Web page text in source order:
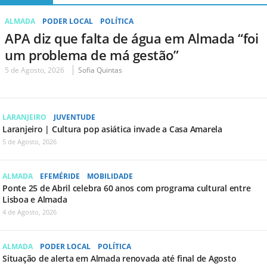
ALMADA PODER LOCAL POLÍTICA
APA diz que falta de água em Almada “foi
um problema de má gestão”
5 de Agosto, 2026 Sofia Quintas
LARANJEIRO JUVENTUDE
Laranjeiro | Cultura pop asiática invade a Casa Amarela
5 de Agosto, 2026
ALMADA EFEMÉRIDE MOBILIDADE
Ponte 25 de Abril celebra 60 anos com programa cultural entre
Lisboa e Almada
4 de Agosto, 2026
ALMADA PODER LOCAL POLÍTICA
Situação de alerta em Almada renovada até final de Agosto